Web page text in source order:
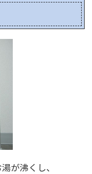
が沸くし、